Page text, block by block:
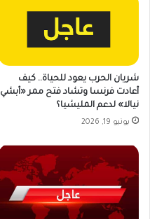
شريان الحرب يعود للحياة.. كيف
أعادت فرنسا وتشاد فتح ممر «أبشي
نيالا» لدعم المليشيا؟
يونيو 19, 2026